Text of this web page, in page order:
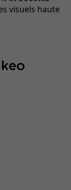
visuels haute